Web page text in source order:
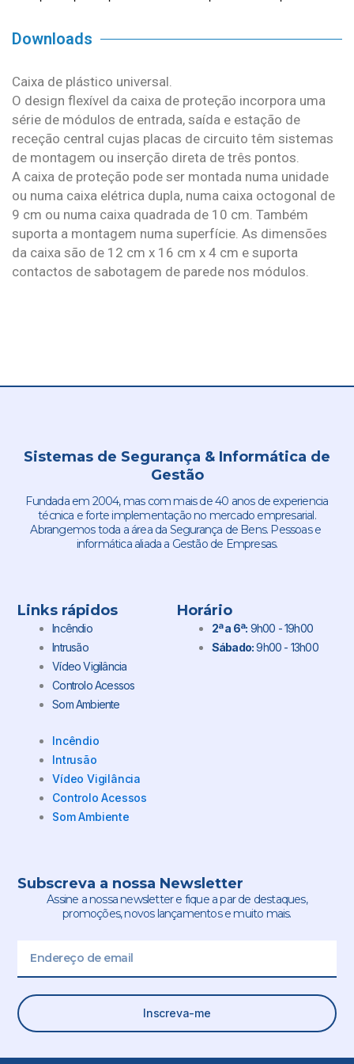
Downloads
Caixa de plástico universal.
O design flexível da caixa de proteção incorpora uma
série de módulos de entrada, saída e estação de
receção central cujas placas de circuito têm sistemas
de montagem ou inserção direta de três pontos.
A caixa de proteção pode ser montada numa unidade
ou numa caixa elétrica dupla, numa caixa octogonal de
9 cm ou numa caixa quadrada de 10 cm. Também
suporta a montagem numa superfície. As dimensões
da caixa são de 12 cm x 16 cm x 4 cm e suporta
contactos de sabotagem de parede nos módulos.
Sistemas de Segurança & Informática de
Gestão
Fundada em 2004, mas com mais de 40 anos de experiencia
técnica e forte implementação no mercado empresarial.
Abrangemos toda a área da Segurança de Bens. Pessoas e
informática aliada a Gestão de Empresas.
Links rápidos
Incêndio
Intrusão
Vídeo Vigilância
Controlo Acessos
Som Ambiente
Incêndio
Intrusão
Vídeo Vigilância
Controlo Acessos
Som Ambiente
Horário
2ª a 6ª: 9h00 - 19h00
Sábado:9h00 - 13h00
Subscreva a nossa Newsletter
Assine a nossa newsletter e fique a par de destaques,
promoções, novos lançamentos e muito mais.
Inscreva-me